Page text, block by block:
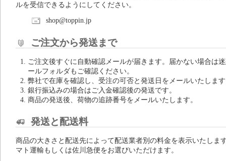
ルを受信できるようにしてください。
shop@toppin.jp
ご注文から発送まで
ご注文後すぐに自動確認メールが届きます。届かない場合は
ールフォルダもご確認ください。
弊社で在庫を確認し、受注の可否と発送日をメールいたしま
銀行振込みの場合はご入金確認後の発送です。
商品の発送後、荷物の追跡番号をメールいたします。
発送と配送料
商品の大きさと配送先によって配送業者別の料金を表示いたしま
マト運輸もしくは佐川急便をお選びいただけます。